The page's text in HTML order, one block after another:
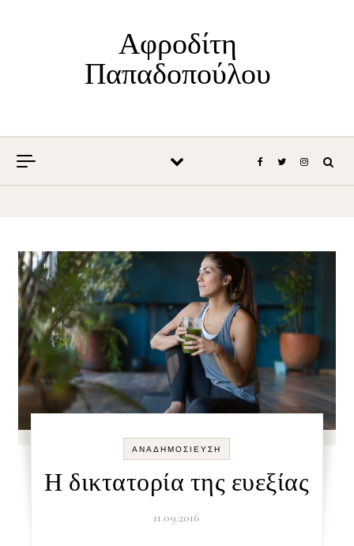
Αφροδίτη
Παπαδοπούλου
ΑΝΑΔΗΜΟΣΊΕΥΣΗ
Η δικτατορία της ευεξίας
11.09.2016